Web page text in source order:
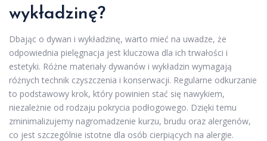
wykładzinę?
Dbając o dywan i wykładzinę, warto mieć na uwadze, że
odpowiednia pielęgnacja jest kluczowa dla ich trwałości i
estetyki. Różne materiały dywanów i wykładzin wymagają
różnych technik czyszczenia i konserwacji. Regularne odkurzanie
to podstawowy krok, który powinien stać się nawykiem,
niezależnie od rodzaju pokrycia podłogowego. Dzięki temu
zminimalizujemy nagromadzenie kurzu, brudu oraz alergenów,
co jest szczególnie istotne dla osób cierpiących na alergie.